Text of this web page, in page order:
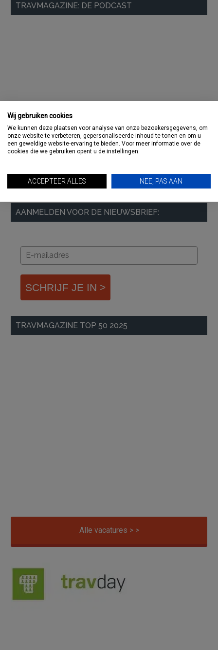
Sidebar
TRAVMAGAZINE: DE PODCAST
AANMELDEN VOOR DE NIEUWSBRIEF:
SCHRIJF JE IN >
TRAVMAGAZINE TOP 50 2025
Alle vacatures > >
Wij gebruiken cookies
We kunnen deze plaatsen voor analyse van onze bezoekersgegevens, om
onze website te verbeteren, gepersonaliseerde inhoud te tonen en om u
een geweldige website-ervaring te bieden. Voor meer informatie over de
cookies die we gebruiken opent u de instellingen.
ACCEPTEER ALLES NEE, PAS AAN